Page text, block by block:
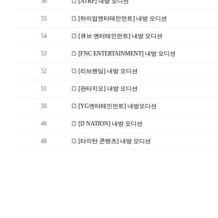
55 [하이업엔터테인먼트] 내방 오디션
54 [큐브 엔터테인먼트] 내방 오디션
53 [FNC ENTERTAINMENT] 내방 오디션
52 [리브랜딩] 내방 오디션
51 [판타지오] 내방 오디션
50 [YG엔터테인먼트] 내방오디션
49 [D NATION] 내방 오디션
48 [타이탄 콘텐츠] 내방 오디션